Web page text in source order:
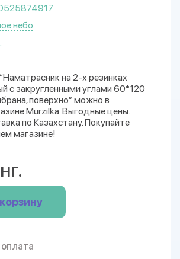
небо
на 2-х резинках
с закругленными углами 60*120
поверхно” можно в
Murzilka. Выгодные цены.
по Казахстану. Покупайте
магазине!